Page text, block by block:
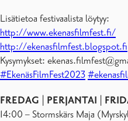
Lisätietoa festivaalista löytyy:
http://www.ekenasfilmfest.fi/
http://ekenasfilmfest.blogspot.fi
Kysymykset:
#EkenäsFilmFest2023
FREDAG | PERJANTAI |
14:00 – Stormskärs Maja